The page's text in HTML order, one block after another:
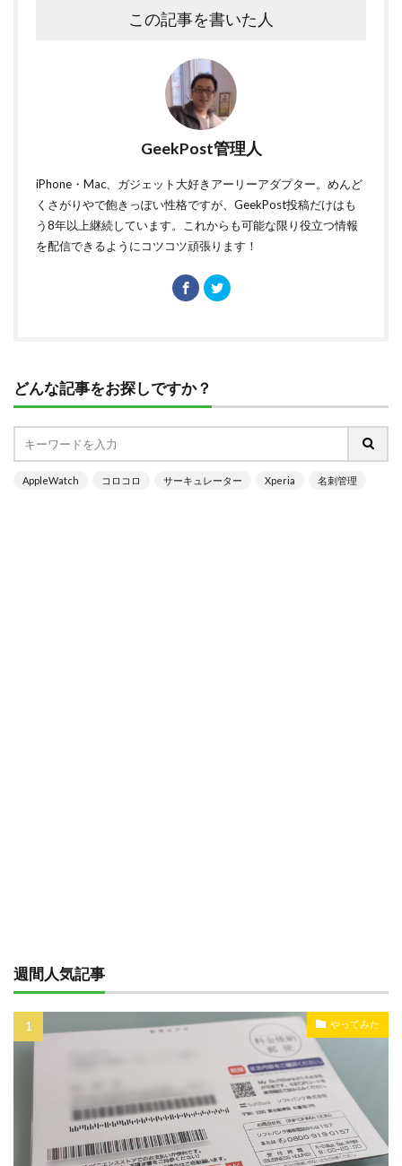
この記事を書いた人
GeekPost管理人
iPhone・Mac、ガジェット大好きアーリーアダプター。めんど
くさがりやで飽きっぽい性格ですが、GeekPost投稿だけはも
う8年以上継続しています。これからも可能な限り役立つ情報
を配信できるようにコツコツ頑張ります！
どんな記事をお探しですか？
AppleWatch コロコロ サーキュレーター Xperia 名刺管理
週間人気記事
やってみた